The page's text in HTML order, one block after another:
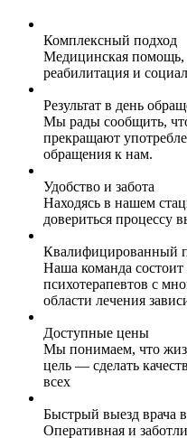
Комплексный подход
Медицинская помощь,
реабилитация и
Результат в день
Мы рады сообщить,
прекращают
обращения к нам.
Удобство и забота
Находясь в нашем
довериться процессу
Квалифицированный
Наша команда
психотерапевтов с
области лечения
Доступные цены
Мы понимаем, что
цель — сделать
всех
Быстрый выезд врача
Оперативная и